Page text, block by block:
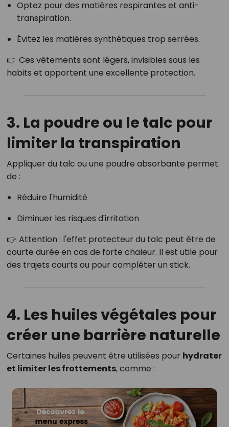
Optez pour des matières respirantes et anti-
transpiration.
Évitez les matières synthétiques trop serrées.
👉 Ces vêtements sont légers, invisibles sous les
habits et apportent une excellente protection.
3. La poudre ou le talc pour
limiter la transpiration
Appliquer du talc ou une poudre absorbante permet
de :
Réduire l'humidité
Diminuer les risques d'irritation
👉 Attention : l'effet protecteur du talc peut être de
courte durée en cas de forte chaleur. Il est utile pour
des trajets courts ou pour compléter un stick.
4. Les huiles végétales pour
créer une barrière naturelle
Certaines huiles peuvent être utilisées pour hydrater
et limiter les frottements, comme :